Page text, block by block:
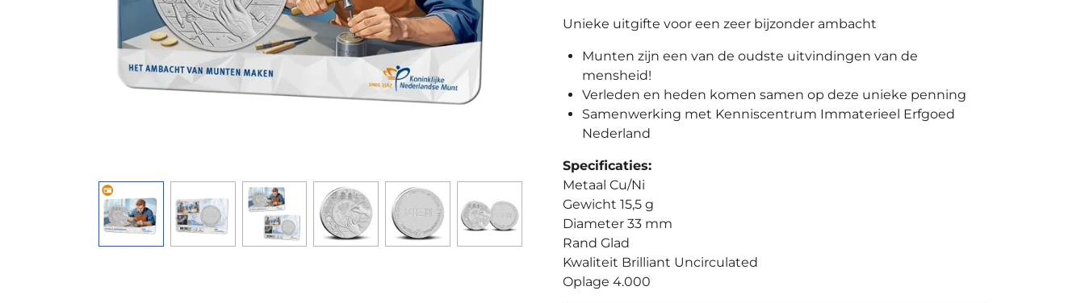
Unieke uitgifte voor een zeer bijzonder ambacht
Munten zijn een van de oudste uitvindingen van de
mensheid!
Verleden en heden komen samen op deze unieke penning
Samenwerking met Kenniscentrum Immaterieel Erfgoed
Nederland
Specificaties:
Metaal Cu/Ni
Gewicht 15,5 g
Diameter 33 mm
Rand Glad
Kwaliteit Brilliant Uncirculated
Oplage 4.000